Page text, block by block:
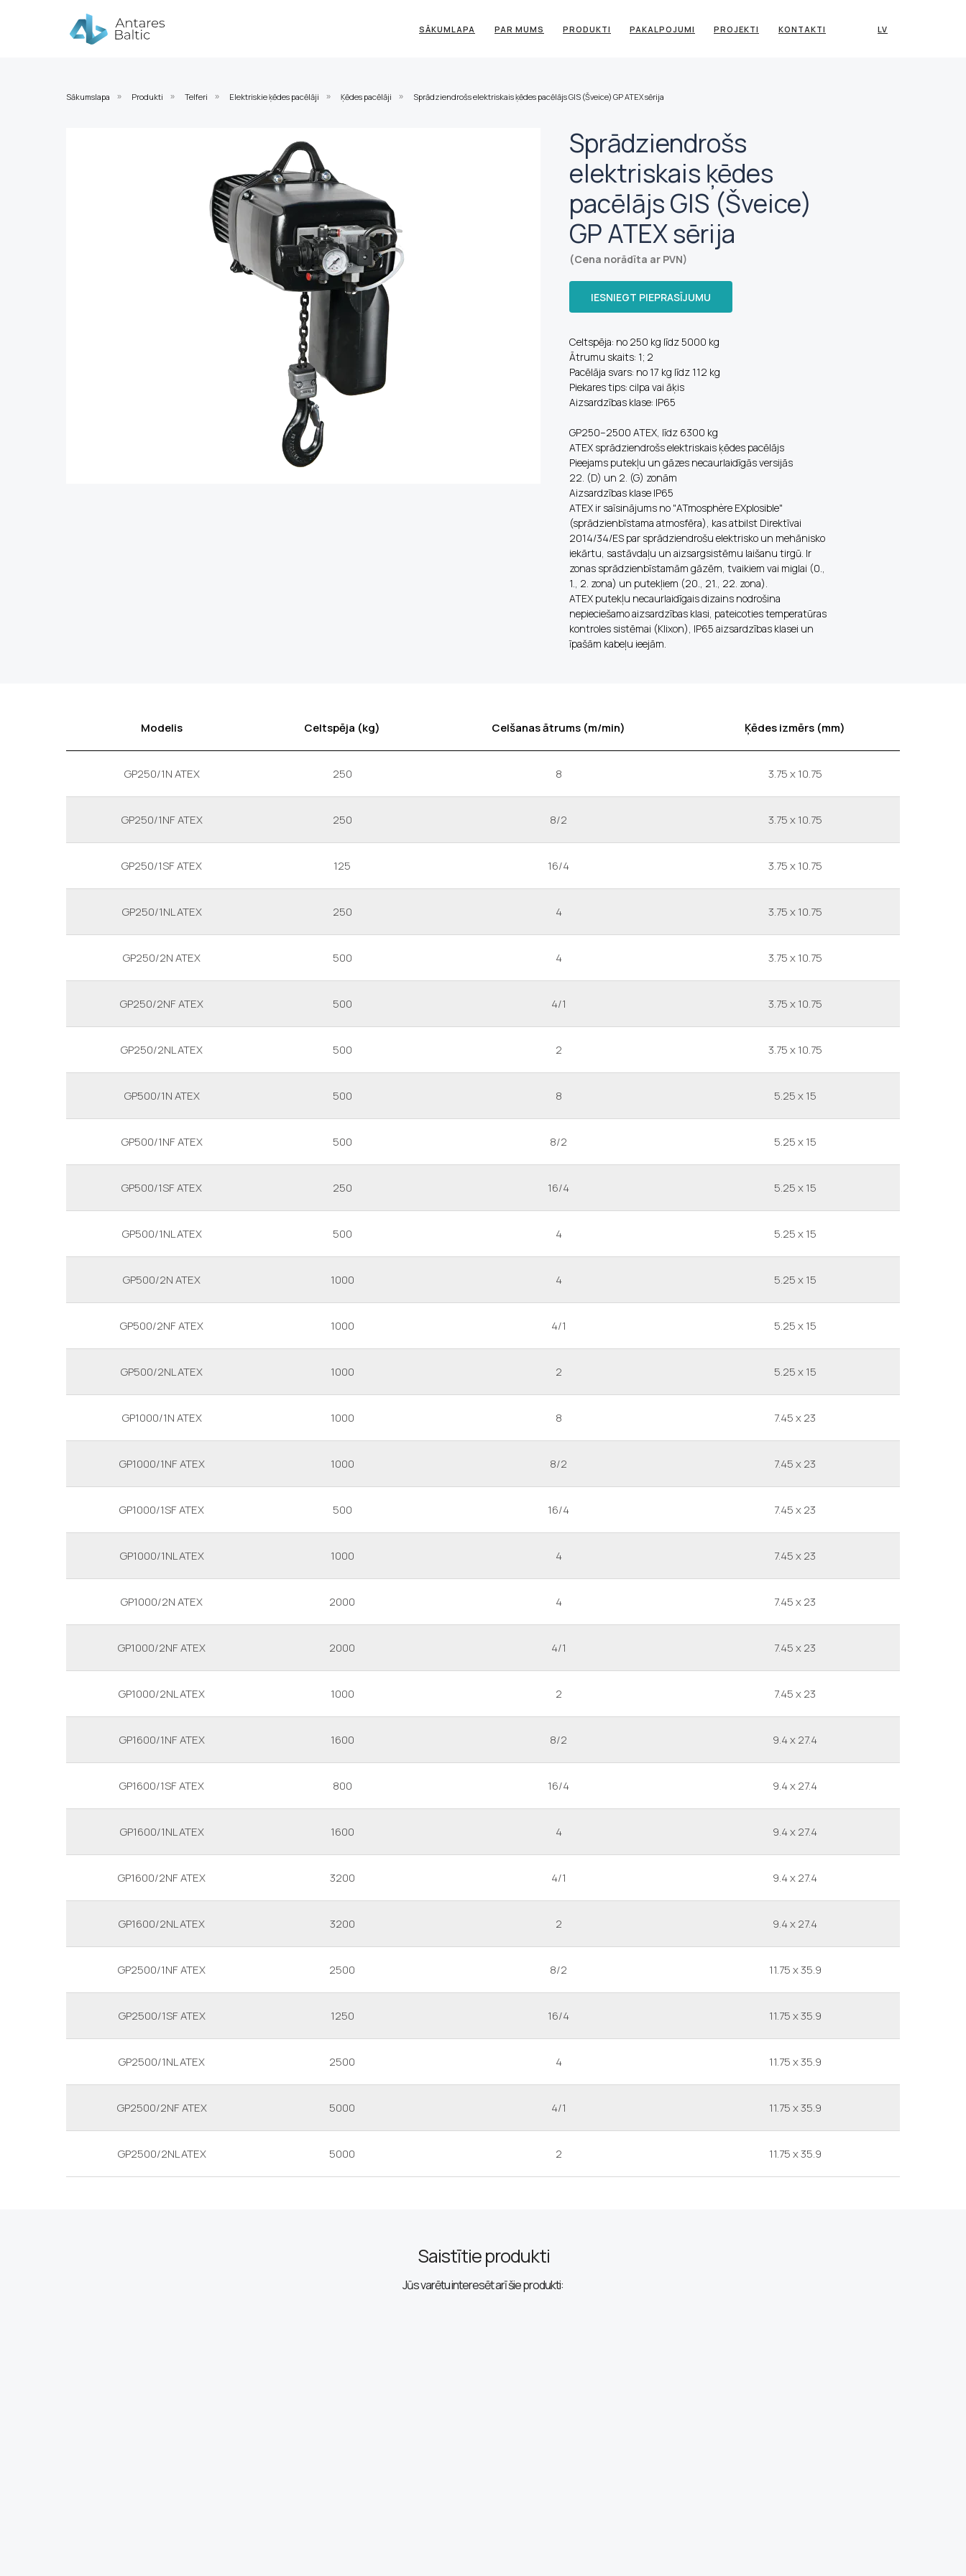
KONTAKTI
SĀKUMLAPA PAR MUMS PRODUKTI PAKALPOJUMI PROJEKTI LV
Sākumslapa » Produkti » Telferi » Elektriskie ķēdes pacēlāji » Ķēdes pacēlāji » Sprādziendrošs elektriskais ķēdes pacēlājs GIS (Šveice) GP ATEX sērija
Sprādziendrošs
elektriskais ķēdes
pacēlājs GIS (Šveice)
GP ATEX sērija
(Cena norādīta ar PVN)
IESNIEGT PIEPRASĪJUMU
Celtspēja: no 250 kg līdz 5000 kg
Ātrumu skaits: 1; 2
Pacēlāja svars: no 17 kg līdz 112 kg
Piekares tips: cilpa vai āķis
Aizsardzības klase: IP65
GP250–2500 ATEX, līdz 6300 kg
ATEX sprādziendrošs elektriskais ķēdes pacēlājs
Pieejams putekļu un gāzes necaurlaidīgās versijās
22. (D) un 2. (G) zonām
Aizsardzības klase IP65
ATEX ir saīsinājums no "ATmosphère EXplosible"
(sprādzienbīstama atmosfēra), kas atbilst Direktīvai
2014/34/ES par sprādziendrošu elektrisko un mehānisko
iekārtu, sastāvdaļu un aizsargsistēmu laišanu tirgū. Ir
zonas sprādzienbīstamām gāzēm, tvaikiem vai miglai (0.,
1., 2. zona) un putekļiem (20., 21., 22. zona).
ATEX putekļu necaurlaidīgais dizains nodrošina
nepieciešamo aizsardzības klasi, pateicoties temperatūras
kontroles sistēmai (Klixon), IP65 aizsardzības klasei un
īpašām kabeļu ieejām.
Modelis Celtspēja (kg) Celšanas ātrums (m/min) Ķēdes izmērs (mm)
GP250/1N ATEX 250 8 3.75 x 10.75
GP250/1NF ATEX 250 8/2 3.75 x 10.75
GP250/1SF ATEX 125 16/4 3.75 x 10.75
GP250/1NL ATEX 250 4 3.75 x 10.75
GP250/2N ATEX 500 4 3.75 x 10.75
GP250/2NF ATEX 500 4/1 3.75 x 10.75
GP250/2NL ATEX 500 2 3.75 x 10.75
GP500/1N ATEX 500 8 5.25 x 15
GP500/1NF ATEX 500 8/2 5.25 x 15
GP500/1SF ATEX 250 16/4 5.25 x 15
GP500/1NL ATEX 500 4 5.25 x 15
GP500/2N ATEX 1000 4 5.25 x 15
GP500/2NF ATEX 1000 4/1 5.25 x 15
GP500/2NL ATEX 1000 2 5.25 x 15
GP1000/1N ATEX 1000 8 7.45 x 23
GP1000/1NF ATEX 1000 8/2 7.45 x 23
GP1000/1SF ATEX 500 16/4 7.45 x 23
GP1000/1NL ATEX 1000 4 7.45 x 23
GP1000/2N ATEX 2000 4 7.45 x 23
GP1000/2NF ATEX 2000 4/1 7.45 x 23
GP1000/2NL ATEX 1000 2 7.45 x 23
GP1600/1NF ATEX 1600 8/2 9.4 x 27.4
GP1600/1SF ATEX 800 16/4 9.4 x 27.4
GP1600/1NL ATEX 1600 4 9.4 x 27.4
GP1600/2NF ATEX 3200 4/1 9.4 x 27.4
GP1600/2NL ATEX 3200 2 9.4 x 27.4
GP2500/1NF ATEX 2500 8/2 11.75 x 35.9
GP2500/1SF ATEX 1250 16/4 11.75 x 35.9
GP2500/1NL ATEX 2500 4 11.75 x 35.9
GP2500/2NF ATEX 5000 4/1 11.75 x 35.9
GP2500/2NL ATEX 5000 2 11.75 x 35.9
Jūs varētu interesēt arī šie produkti:
Saistītie produkti